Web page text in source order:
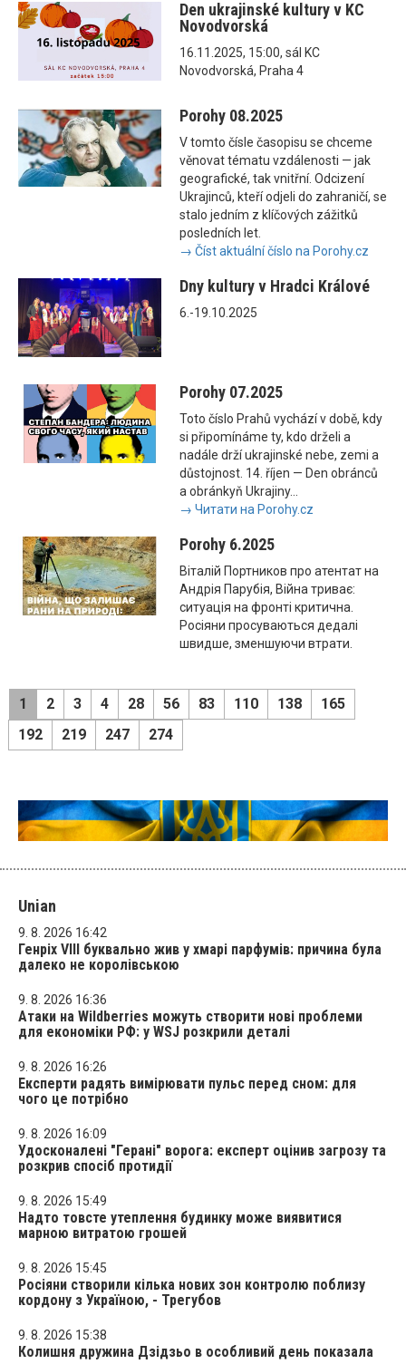
Den ukrajinské kultury v KC
Novodvorská
16.11.2025, 15:00, sál KC
Novodvorská, Praha 4
Porohy 08.2025
V tomto čísle časopisu se chceme
věnovat tématu vzdálenosti — jak
geografické, tak vnitřní. Odcizení
Ukrajinců, kteří odjeli do zahraničí, se
stalo jedním z klíčových zážitků
posledních let.
→ Číst aktuální číslo na Porohy.cz
Dny kultury v Hradci Králové
6.-19.10.2025
Porohy 07.2025
Toto číslo Prahů vychází v době, kdy
si připomínáme ty, kdo drželi a
nadále drží ukrajinské nebe, zemi a
důstojnost. 14. říjen — Den obránců
a obránkyň Ukrajiny...
→ Читати на Porohy.cz
Porohy 6.2025
Віталій Портников про атентат на
Андрія Парубія, Війна триває:
ситуація на фронті критична.
Росіяни просуваються дедалі
швидше, зменшуючи втрати.
1 2 3 4 28 56 83 110 138
165
192
219 247 274
Unian
9. 8. 2026 16:42
Генріх VIII буквально жив у хмарі парфумів: причина була
далеко не королівською
9. 8. 2026 16:36
Атаки на Wildberries можуть створити нові проблеми
для економіки РФ: у WSJ розкрили деталі
9. 8. 2026 16:26
Експерти радять вимірювати пульс перед сном: для
чого це потрібно
9. 8. 2026 16:09
Удосконалені "Герані" ворога: експерт оцінив загрозу та
розкрив спосіб протидії
9. 8. 2026 15:49
Надто товсте утеплення будинку може виявитися
марною витратою грошей
9. 8. 2026 15:45
Росіяни створили кілька нових зон контролю поблизу
кордону з Україною, - Трегубов
9. 8. 2026 15:38
Колишня дружина Дзідзьо в особливий день показала